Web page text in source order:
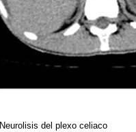
Neurolisis del plexo celiaco